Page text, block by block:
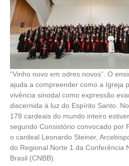
“Vinho novo em odres novos”. O
ajuda a compreender como a Igreja
vivência sinodal como expressão
discernida à luz do Espírito Santo.
178 cardeais do mundo inteiro
segundo Consistório convocado por
o cardeal Leonardo Steiner,
do Regional Norte 1 da Conferência
Brasil (CNBB).